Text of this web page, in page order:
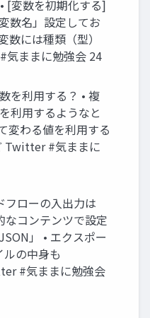
[変数を初期化する]
数名」設定してお
数には種類（型）
ままに勉強会 24
を利用する？ • 複
利用するようなと
変わる値を利用する
Twitter #気ままに
フローの入出力は
なコンテンツで設定
」 • エクスポー
ルの中身も
#気ままに勉強会